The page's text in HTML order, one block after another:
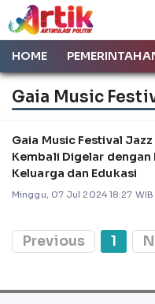
HOME
Gaia Music
Gaia Music Festival
Kembali Digelar dengan
Keluarga dan Edukasi
Minggu, 07 Jul 2024 18:27 WIB
Previous 1